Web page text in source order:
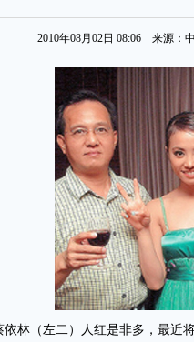
2010年08月02日 08:06 来源：
林（左二）人红是非多，最近